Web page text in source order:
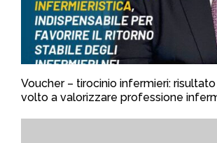
Voucher – tirocinio infermieri:
volto a valorizzare professione